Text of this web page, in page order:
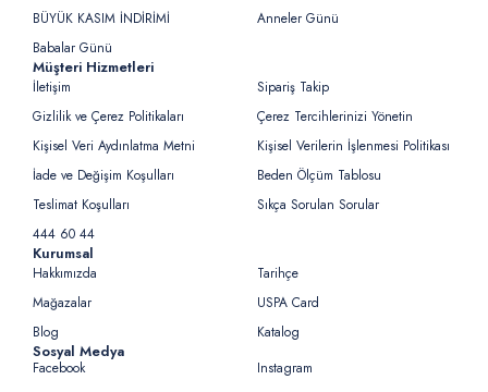
BÜYÜK KASIM İNDİRİMİ
Anneler Günü
Babalar Günü
Müşteri Hizmetleri
İletişim
Sipariş Takip
Gizlilik ve Çerez Politikaları
Çerez Tercihlerinizi Yönetin
Kişisel Veri Aydınlatma Metni
Kişisel Verilerin İşlenmesi Politikası
İade ve Değişim Koşulları
Beden Ölçüm Tablosu
Teslimat Koşulları
Sıkça Sorulan Sorular
444 60 44
Kurumsal
Hakkımızda
Tarihçe
Mağazalar
USPA Card
Blog
Katalog
Sosyal Medya
Facebook
Instagram